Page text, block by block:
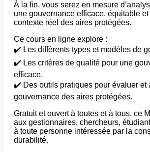
À la fin, vous serez en mesure
une gouvernance efficace, équitable
contexte réel des aires protégées.
Ce cours en ligne explore :
✔️ Les différents types et modèles de
✔️ Les critères de qualité pour une
efficace.
✔️ Des outils pratiques pour évaluer et
gouvernance des aires protégées.
Gratuit et ouvert à toutes et à tous, ce
aux gestionnaires, chercheurs,
à toute personne intéressée par la
durabilité.